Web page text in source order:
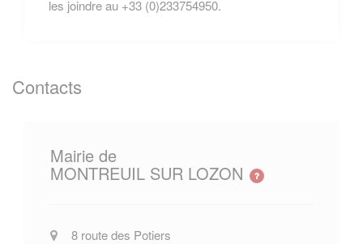
les joindre au +33 (0)233754950.
Contacts
Mairie de
MONTREUIL SUR LOZON
8 route des Potiers